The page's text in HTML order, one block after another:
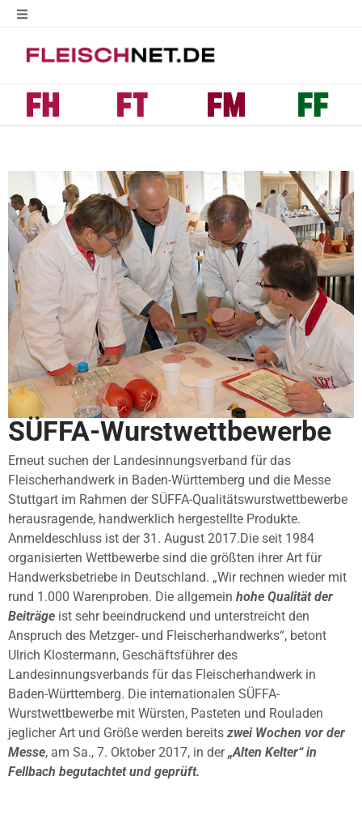
SÜFFA-Wurstwettbewerbe
Erneut suchen der Landesinnungsverband für das
Fleischerhandwerk in Baden-Württemberg und die Messe
Stuttgart im Rahmen der SÜFFA-Qualitätswurstwettbewerbe
herausragende, handwerklich hergestellte Produkte.
Anmeldeschluss ist der 31. August 2017.Die seit 1984
organisierten Wettbewerbe sind die größten ihrer Art für
Handwerksbetriebe in Deutschland. „Wir rechnen wieder mit
rund 1.000 Warenproben. Die allgemein hohe Qualität der
Beiträge ist sehr beeindruckend und unterstreicht den
Anspruch des Metzger- und Fleischerhandwerks“, betont
Ulrich Klostermann, Geschäftsführer des
Landesinnungsverbands für das Fleischerhandwerk in
Baden-Württemberg. Die internationalen SÜFFA-
Wurstwettbewerbe mit Würsten, Pasteten und Rouladen
jeglicher Art und Größe werden bereitszwei Wochen vor der
Messe, am Sa., 7. Oktober 2017, in der„Alten Kelter“ in
Fellbach begutachtet und geprüft.